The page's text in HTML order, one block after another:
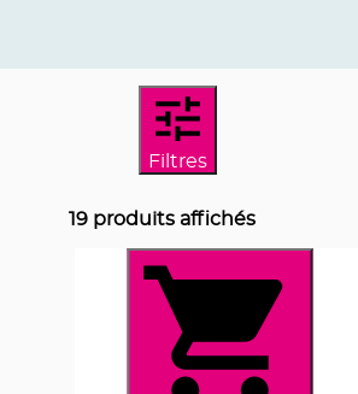
Filtres
19produits affichés